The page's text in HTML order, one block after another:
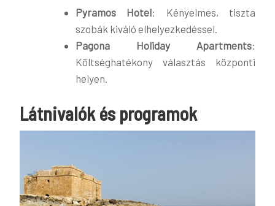
Pyramos Hotel: Kényelmes, tiszta
szobák kiváló elhelyezkedéssel.
Pagona Holiday Apartments:
Költséghatékony választás központi
helyen.
Látnivalók és programok